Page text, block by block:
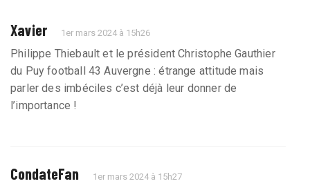
Xavier 1er mars 2024 à 15h26
Philippe Thiebault et le président Christophe Gauthier
du Puy football 43 Auvergne : étrange attitude mais
parler des imbéciles c’est déjà leur donner de
l’importance !
CondateFan 1er mars 2024 à 15h27